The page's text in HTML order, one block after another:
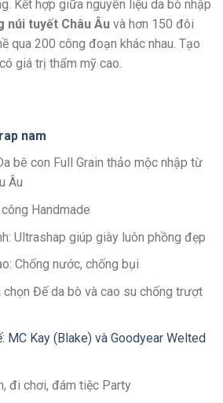
Kết hợp giữa nguyên liệu da bò nhập
núi tuyết Châu Âu và hơn 150 đôi
qua 200 công đoạn khác nhau. Tạo
giá trị thẩm mỹ cao.
nam
bê con Full Grain thảo mộc nhập từ
Âu
Handmade
Ultrashap giúp giày luôn phồng đẹp
Chống nước, chống bụi
chọn Đế da bò và cao su chống trượt
MC Kay (Blake) và Goodyear Welted
đi chơi, đám tiệc Party